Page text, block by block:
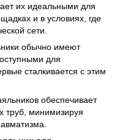
их идеальными для
и в условиях, где
сети.
обычно имеют
для
сталкивается с этим
обеспечивает
труб, минимизируя